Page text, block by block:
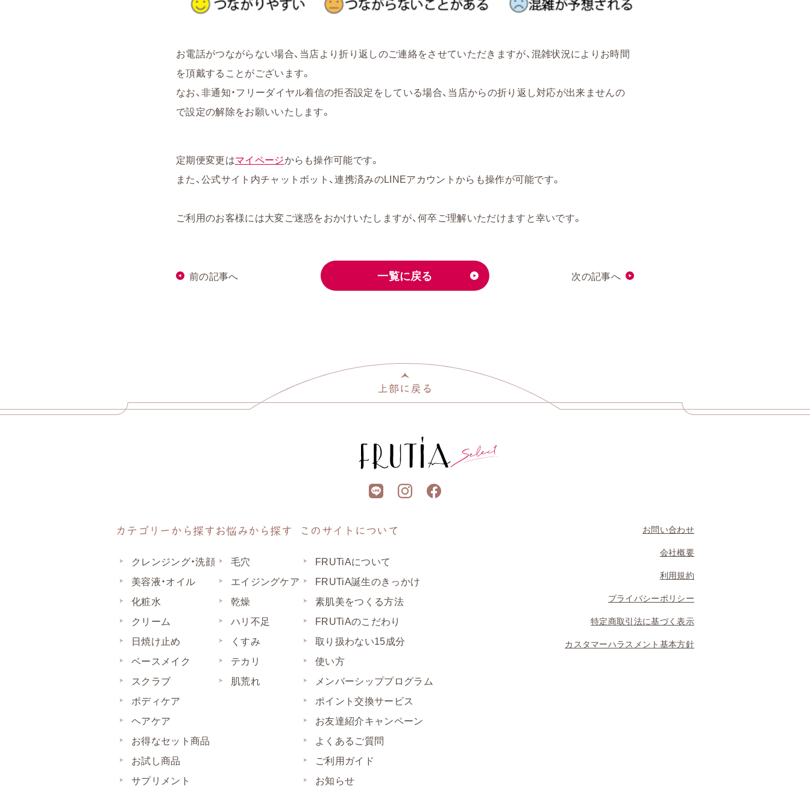
お電話がつながらない場合、当店より折り返しのご連絡をさせていただきますが、混雑状況によりお時間
を頂戴することがございます。
なお、非通知・フリーダイヤル着信の拒否設定をしている場合、当店からの折り返し対応が出来ませんの
で設定の解除をお願いいたします。
定期便変更はマイページからも操作可能です。
また、公式サイト内チャットボット、連携済みのLINEアカウントからも操作が可能です。
ご利用のお客様には大変ご迷惑をおかけいたしますが、何卒ご理解いただけますと幸いです。
前の記事へ 一覧に戻る 次の記事へ
カテゴリーから探す
クレンジング・洗顔
美容液・オイル
化粧水
クリーム
日焼け止め
ベースメイク
スクラブ
ボディケア
ヘアケア
お得なセット商品
お試し商品
サプリメント
お悩みから探す
毛穴
エイジングケア
乾燥
ハリ不足
くすみ
テカリ
肌荒れ
このサイトについて
FRUTiAについて
FRUTiA誕生のきっかけ
素肌美をつくる方法
FRUTiAのこだわり
取り扱わない15成分
使い方
メンバーシッププログラム
ポイント交換サービス
お友達紹介キャンペーン
よくあるご質問
ご利用ガイド
お知らせ
お問い合わせ
会社概要
利用規約
プライバシーポリシー
特定商取引法に基づく表示
カスタマーハラスメント基本方針